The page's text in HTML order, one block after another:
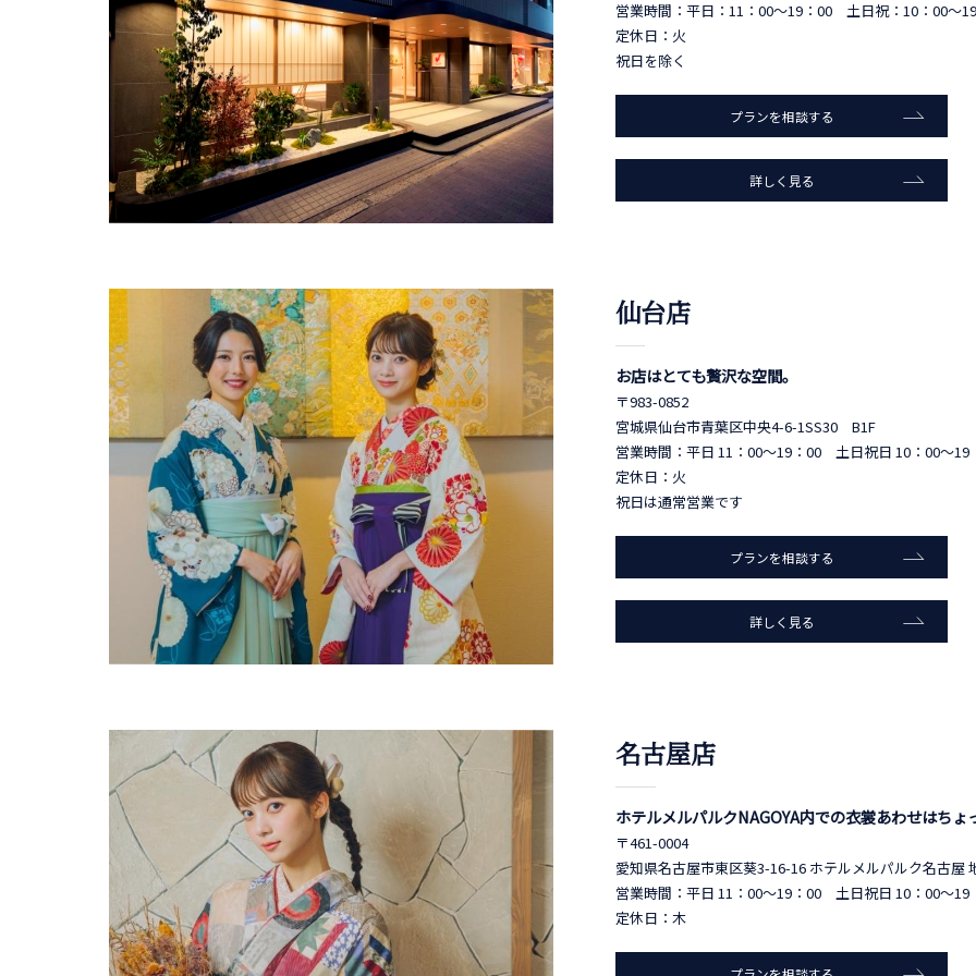
営業時間：平日：11：00～19：00 土日祝：10：00～
定休日：火
祝日を除く
プランを相談する
詳しく見る
仙台店
お店はとても贅沢な空間。
〒983-0852
宮城県仙台市青葉区中央4-6-1SS30 B1F
営業時間：平日 11：00～19：00 土日祝日 10：00～19
定休日：火
祝日は通常営業です
プランを相談する
詳しく見る
名古屋店
ホテルメルパルクNAGOYA内での衣裳あわせはちょ
〒461-0004
愛知県名古屋市東区葵3-16-16 ホテルメルパルク名古屋
営業時間：平日 11：00～19：00 土日祝日 10：00～19
定休日：木